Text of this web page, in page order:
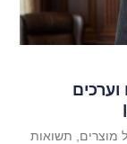
וערכים
מוצרים, תשואות